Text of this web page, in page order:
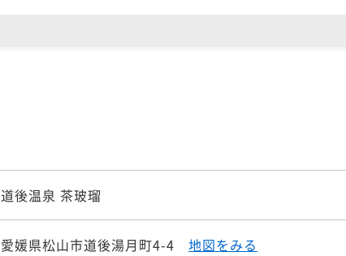
道後温泉 茶玻瑠
愛媛県松山市道後湯月町4-4 地図をみる